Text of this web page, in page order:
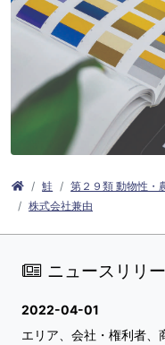
鮭 第２９類 動物性・
株式会社兼由
ニュースリリ
2022-04-01
エリア、会社・権利者